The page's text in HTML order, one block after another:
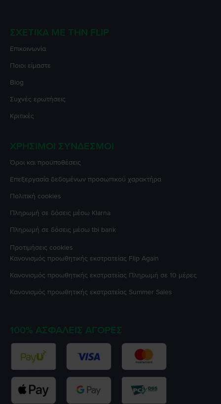
ΣΧΕΤΙΚΆ ΜΕ ΤΗΝ FLIP
Επικοινωνία
Ποιοι είμαστε
Blog
Συχνές ερωτήσεις
Κριτικές
ΧΡΉΣΙΜΟΙ ΣΎΝΔΕΣΜΟΙ
Όροι και προϋποθέσεις
Επεξεργασία δεδομένων προσωπικού χαρακτήρα
Πολιτική cookies
Πληρωμή σε δόσεις μέσω Klarna
Πληρωμή σε δόσεις μέσω tbi bank
Προτιμήσεις cookies
Κανονισμός προωθητικής εκστρατείας Flip Again
Κανονισμός προωθητικής εκστρατείας Πληρωμή σε 10 μέρες
Κανονισμός προωθητικής εκστρατείας Summer Sales
100% ΑΣΦΑΛΕΊΣ ΑΓΟΡΈΣ